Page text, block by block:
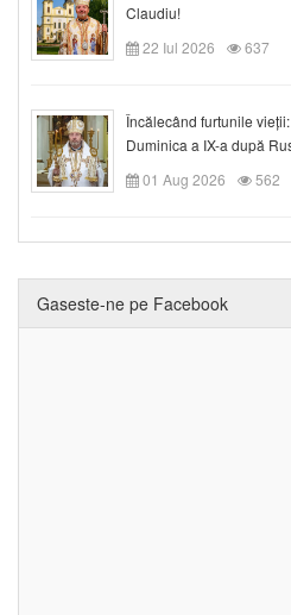
Claudiu!
22 Iul 2026
637
Încălecând furtunile
Duminica a IX-a după
01 Aug 2026
562
Gaseste-ne pe Facebook